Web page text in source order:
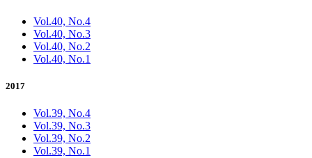
Vol.40, No.4
Vol.40, No.3
Vol.40, No.2
Vol.40, No.1
2017
Vol.39, No.4
Vol.39, No.3
Vol.39, No.2
Vol.39, No.1